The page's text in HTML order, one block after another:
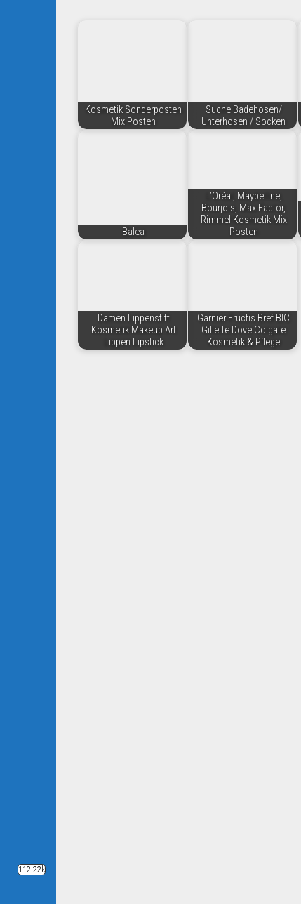
Kosmetik Sonderposten
Mix Posten
Suche Badehosen/
Unterhosen / Socken
Balea
L’Oréal, Maybelline,
Bourjois, Max Factor,
Rimmel Kosmetik Mix
Posten
Damen Lippenstift
Kosmetik Makeup Art
Lippen Lipstick
Garnier Fructis Bref BIC
Gillette Dove Colgate
Kosmetik & Pflege
112.22k